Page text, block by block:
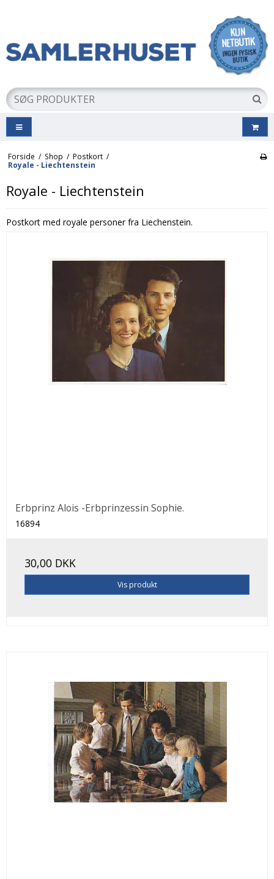
Forside / Shop / Postkort /
Royale - Liechtenstein
Royale - Liechtenstein
Postkort med royale personer fra Liechenstein.
Erbprinz Alois -Erbprinzessin Sophie.
16894
30,00 DKK
Vis produkt